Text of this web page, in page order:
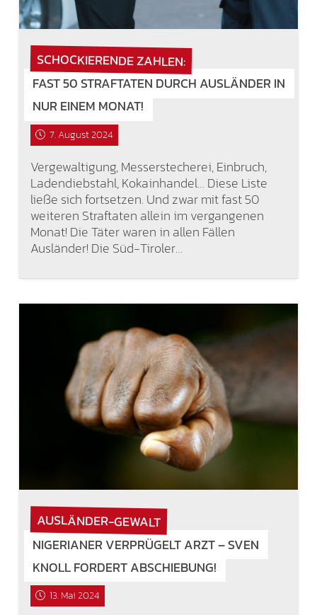
SCHOCKIERENDE ZAHLEN:
FAST 50 STRAFTATEN DURCH AUSLÄNDER IN
NUR EINEM MONAT!
7. August 2024
Vergewaltigung, Messerstecherei, Einbruch,
Ladendiebstahl, Kokainhandel… Diese Liste
ließe sich fortsetzen. Und zwar mit fast 50
weiteren Straftaten allein im vergangenen
Monat! Die Täter waren in allen Fällen
Ausländer! Die Süd-Tiroler…
AUSLÄNDER-GEWALT
NIGERIANER VERPRÜGELT ARZT – SVEN
KNOLL FORDERT ABSCHIEBUNG!
13. Mai 2024